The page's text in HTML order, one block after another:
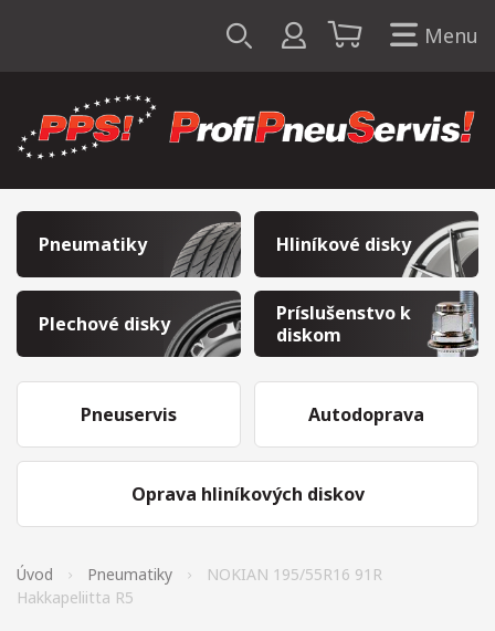
Menu
Pneumatiky Hliníkové disky
Plechové disky
Príslušenstvo k
diskom
Pneuservis
Oprava hliníkových diskov
Autodoprava
Úvod Pneumatiky
NOKIAN 195/55R16 91R
Hakkapeliitta R5